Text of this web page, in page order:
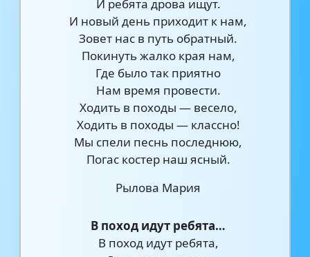
И ребята дрова ищут.
И новый день приходит к нам,
Зовет нас в путь обратный.
Покинуть жалко края нам,
Где было так приятно
Нам время провести.
Ходить в походы — весело,
Ходить в походы — классно!
Мы спели песнь последнюю,
Погас костер наш ясный.
Рылова Мария
В поход идут ребята…
В поход идут ребята,